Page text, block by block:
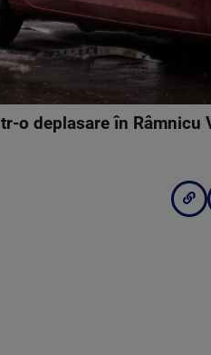
o deplasare în Râmnicu